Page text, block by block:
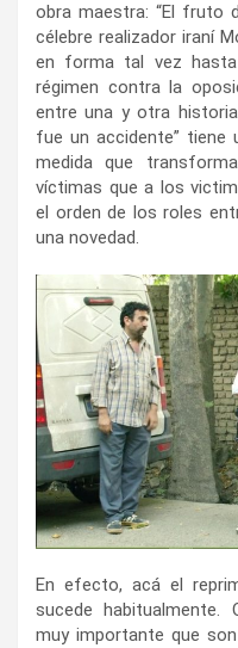
obra maestra: “El fruto
célebre realizador iraní
en forma tal vez
régimen contra la
entre una y otra
fue un accidente” tiene
medida que
víctimas que a los
el orden de los roles
una novedad.
En efecto, acá el
sucede habitualmente.
muy importante que